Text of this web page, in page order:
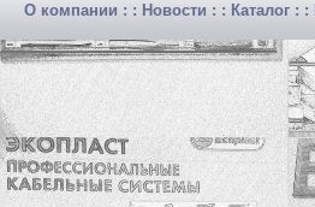
О компании : : Новости : : Каталог : :